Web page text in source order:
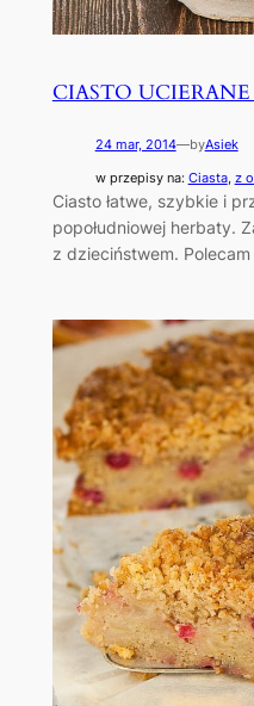
CIASTO
24 mar, 2014—byAsiek
w przepisy na: Ciasta, z
Ciasto łatwe, szybkie i
popołudniowej herbaty.
z dzieciństwem.